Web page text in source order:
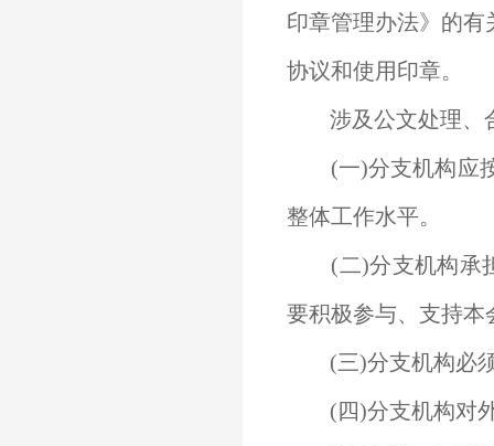
印章管理办法》的
协议和使用印章。
涉及公文处理、
(一)分支机构应
整体工作水平。
(二)分支机构承
要积极参与、支持本
(三)分支机构必
(四)分支机构对